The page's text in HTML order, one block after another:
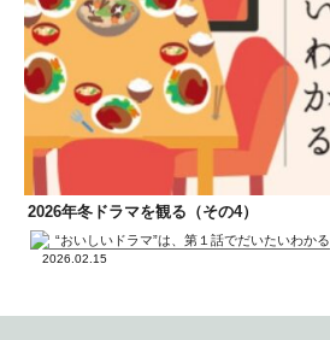
2026年冬ドラマを観る（その4）
“おいしいドラマ”は、第１話でだいたいわかる
2026.02.15